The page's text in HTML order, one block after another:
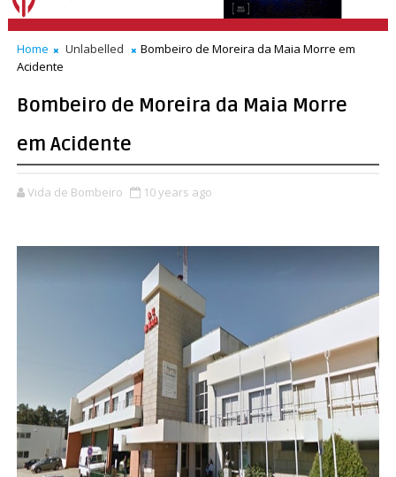
Home Unlabelled
Bombeiro de Moreira da Maia Morre em
Acidente
Bombeiro de Moreira da Maia Morre
em Acidente
Vida de Bombeiro 10 years ago